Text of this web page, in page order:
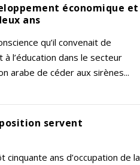
économique et
ans
qu’il convenait de
l’éducation dans le secteur
arabe de céder aux sirènes...
servent
ans d’occupation de la